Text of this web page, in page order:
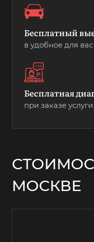
Бесплатный
в удобное для
Бесплатная
при заказе услуги
МОСКВЕ